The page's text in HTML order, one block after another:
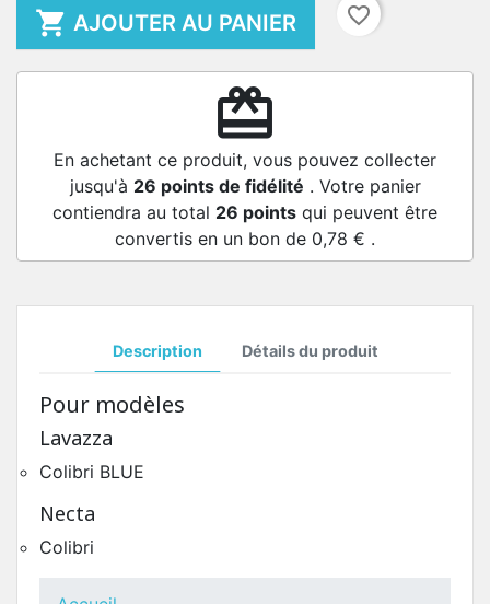
 AJOUTER AU PANIER favorite_border
redeem
En achetant ce produit, vous pouvez collecter
jusqu'à 26 points de fidélité . Votre panier
contiendra au total 26 points qui peuvent être
convertis en un bon de 0,78 € .
Description Détails du produit
Pour modèles
Lavazza
Colibri BLUE
Necta
Colibri